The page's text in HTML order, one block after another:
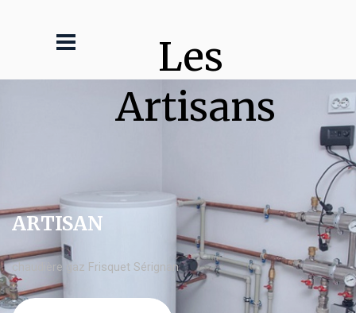
Les
Artisans
ARTISAN
chaudière gaz Frisquet Sérignan